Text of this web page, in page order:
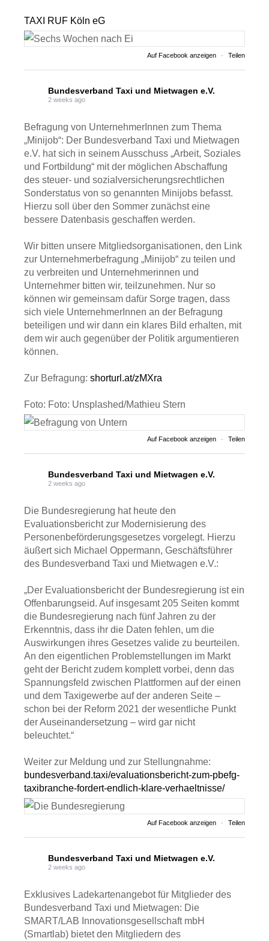
TAXI RUF Köln eG
Auf Facebook anzeigen · Teilen
Bundesverband Taxi und Mietwagen e.V.
2 weeks ago
Befragung von UnternehmerInnen zum Thema
„Minijob“: Der Bundesverband Taxi und Mietwagen
e.V. hat sich in seinem Ausschuss „Arbeit, Soziales
und Fortbildung“ mit der möglichen Abschaffung
des steuer- und sozialversicherungsrechtlichen
Sonderstatus von so genannten Minijobs befasst.
Hierzu soll über den Sommer zunächst eine
bessere Datenbasis geschaffen werden.
Wir bitten unsere Mitgliedsorganisationen, den Link
zur Unternehmerbefragung „Minijob“ zu teilen und
zu verbreiten und Unternehmerinnen und
Unternehmer bitten wir, teilzunehmen. Nur so
können wir gemeinsam dafür Sorge tragen, dass
sich viele UnternehmerInnen an der Befragung
beteiligen und wir dann ein klares Bild erhalten, mit
dem wir auch gegenüber der Politik argumentieren
können.
Zur Befragung: shorturl.at/zMXra
Foto: Foto: Unsplashed/Mathieu Stern
Auf Facebook anzeigen · Teilen
Bundesverband Taxi und Mietwagen e.V.
2 weeks ago
Die Bundesregierung hat heute den
Evaluationsbericht zur Modernisierung des
Personenbeförderungsgesetzes vorgelegt. Hierzu
äußert sich Michael Oppermann, Geschäftsführer
des Bundesverband Taxi und Mietwagen e.V.:
„Der Evaluationsbericht der Bundesregierung ist ein
Offenbarungseid. Auf insgesamt 205 Seiten kommt
die Bundesregierung nach fünf Jahren zu der
Erkenntnis, dass ihr die Daten fehlen, um die
Auswirkungen ihres Gesetzes valide zu beurteilen.
An den eigentlichen Problemstellungen im Markt
geht der Bericht zudem komplett vorbei, denn das
Spannungsfeld zwischen Plattformen auf der einen
und dem Taxigewerbe auf der anderen Seite –
schon bei der Reform 2021 der wesentliche Punkt
der Auseinandersetzung – wird gar nicht
beleuchtet.“
Weiter zur Meldung und zur Stellungnahme:
bundesverband.taxi/evaluationsbericht-zum-pbefg-
taxibranche-fordert-endlich-klare-verhaeltnisse/
Auf Facebook anzeigen · Teilen
Bundesverband Taxi und Mietwagen e.V.
2 weeks ago
Exklusives Ladekartenangebot für Mitglieder des
Bundesverband Taxi und Mietwagen: Die
SMART/LAB Innovationsgesellschaft mbH
(Smartlab) bietet den Mitgliedern des